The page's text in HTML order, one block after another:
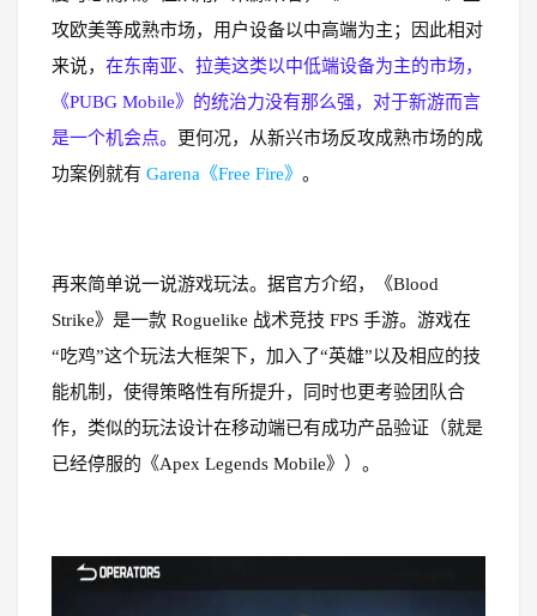
攻欧美等成熟市场，用户设备以中高端为主；因此相对
来说， 在东南亚、拉美这类以中低端设备为主的市场，
《PUBG Mobile》的统治力没有那么强，对于新游而言
是一个机会点。
更何况，从新兴市场反攻成熟市场的成
功案例就有 Garena《Free Fire》 。
再来简单说一说游戏玩法。据官方介绍，《Blood
Strike》是一款 Roguelike 战术竞技 FPS 手游。游戏在
“吃鸡”这个玩法大框架下，加入了“英雄”以及相应的技
能机制，使得策略性有所提升，同时也更考验团队合
作，类似的玩法设计在移动端已有成功产品验证（就是
已经停服的《Apex Legends Mobile》）。